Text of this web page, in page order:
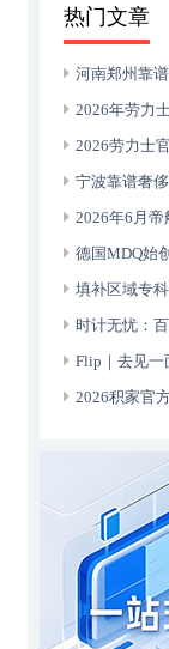
热门文章
河南郑州靠
育20年深耕中
2026年劳力
电话汇总
2026劳力士
务中心真实体
宁波靠谱奢
品回收 专业服
2026年6月
化升级（最新
德国MDQ始
的文化史诗
填补区域专
诊 携手上海顶
时计无忧：
验与全国网点
Flip｜去见一
配小程序
2026积家官